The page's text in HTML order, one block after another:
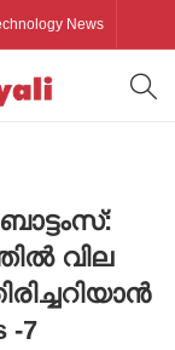
News
വില
-7